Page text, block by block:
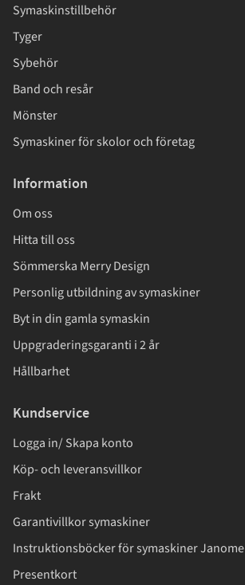
Symaskinstillbehör
Tyger
Sybehör
Band och resår
Mönster
Symaskiner för skolor och företag
Information
Om oss
Hitta till oss
Sömmerska Merry Design
Personlig utbildning av symaskiner
Byt in din gamla symaskin
Uppgraderingsgaranti i 2 år
Hållbarhet
Kundservice
Logga in/ Skapa konto
Köp- och leveransvillkor
Frakt
Garantivillkor symaskiner
Instruktionsböcker för symaskiner Janome
Presentkort